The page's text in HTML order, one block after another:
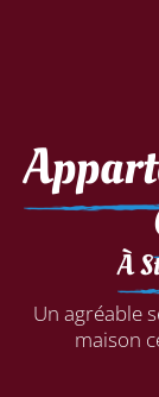
À
Un agréable
maison